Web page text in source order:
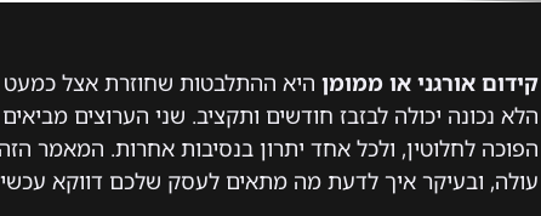
קידום אורגני או ממומן היא ההתלבטות שחוזרת אצל כמעט
הלא נכונה יכולה לבזבז חודשים ותקציב. שני הערוצים
הפוכה לחלוטין, ולכל אחד יתרון בנסיבות אחרות.
עולה, ובעיקר איך לדעת מה מתאים לעסק שלכם דווקא